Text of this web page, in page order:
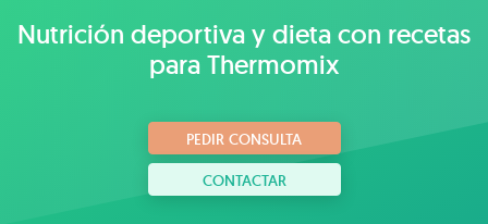
Nutrición deportiva y dieta con recetas
para Thermomix
PEDIR CONSULTA
CONTACTAR